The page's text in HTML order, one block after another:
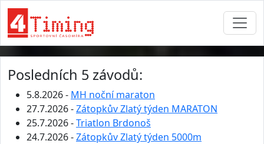
Posledních 5 závodů:
5.8.2026 - MH noční maraton
27.7.2026 -Zátopkův Zlatý týden MARATON
25.7.2026 -Triatlon Brdonoš
24.7.2026 -Zátopkův Zlatý týden 5000m